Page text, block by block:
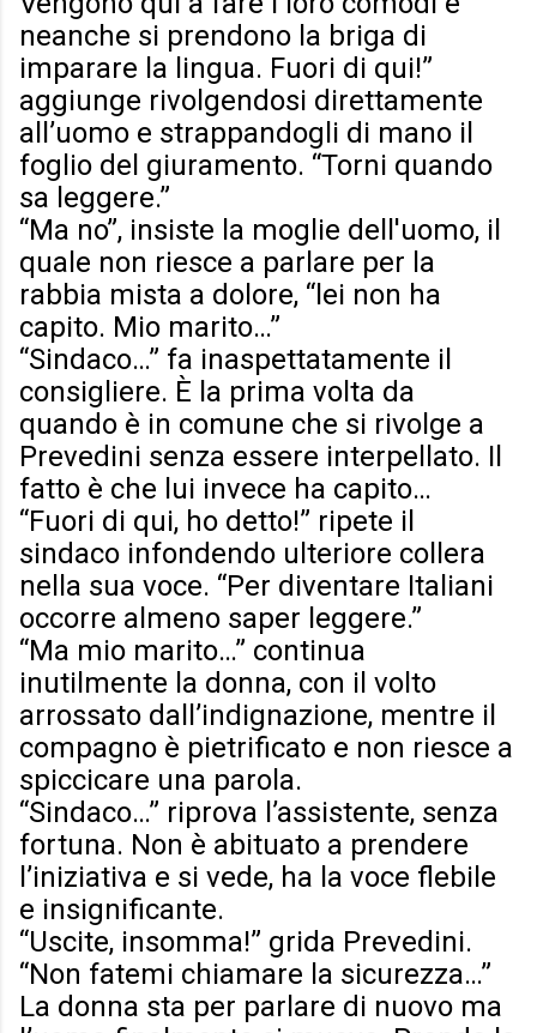
neanche si prendono la briga di
imparare la lingua. Fuori di qui!”
aggiunge rivolgendosi direttamente
all’uomo e strappandogli di mano il
foglio del giuramento. “Torni quando
sa leggere.”
“Ma no”, insiste la moglie dell'uomo, il
quale non riesce a parlare per la
rabbia mista a dolore, “lei non ha
capito. Mio marito…”
“Sindaco…” fa inaspettatamente il
consigliere. È la prima volta da
quando è in comune che si rivolge a
Prevedini senza essere interpellato. Il
fatto è che lui invece ha capito…
“Fuori di qui, ho detto!” ripete il
sindaco infondendo ulteriore collera
nella sua voce. “Per diventare Italiani
occorre almeno saper leggere.”
“Ma mio marito…” continua
inutilmente la donna, con il volto
arrossato dall’indignazione, mentre il
compagno è pietrificato e non riesce a
spiccicare una parola.
“Sindaco…” riprova l’assistente, senza
fortuna. Non è abituato a prendere
l’iniziativa e si vede, ha la voce flebile
e insignificante.
“Uscite, insomma!” grida Prevedini.
“Non fatemi chiamare la sicurezza…”
La donna sta per parlare di nuovo ma